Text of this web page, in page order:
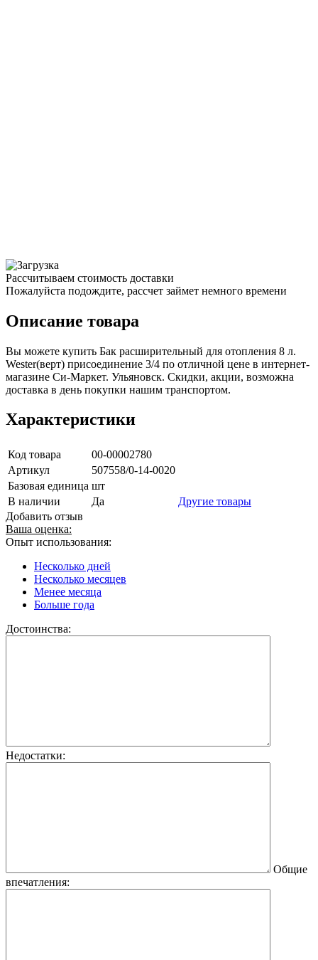
Рассчитываем стоимость доставки
Пожалуйста подождите, рассчет займет немного времени
Описание товара
Вы можете купить Бак расширительный для отопления 8 л.
Wester(верт) присоединение 3/4 по отличной цене в интернет-
магазине Си-Маркет. Ульяновск. Скидки, акции, возможна
доставка в день покупки нашим транспортом.
Характеристики
Код товара
00-00002780
Артикул
507558/0-14-0020
Базовая единица шт
В наличии
Да
Другие товары
Добавить отзыв
Ваша оценка:
Опыт использования:
Несколько дней
Несколько месяцев
Менее месяца
Больше года
Достоинства:
Недостатки:
Общие
впечатления: